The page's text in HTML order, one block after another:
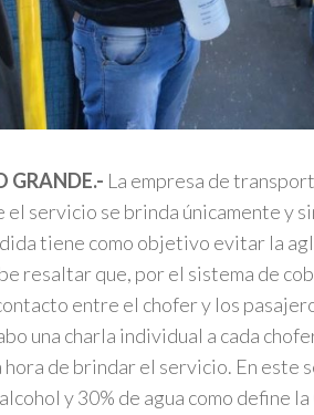
GRANDE.- La empresa de
el servicio se brinda únicamente y
tiene como objetivo evitar la
resaltar que, por el sistema de
entre el chofer y los
una charla individual a cada
hora de brindar el servicio. En este
y 30% de agua como define